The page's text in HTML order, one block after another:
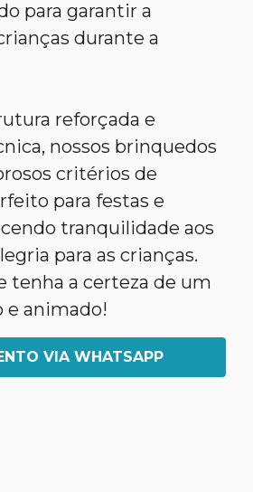
para garantir a
durante a
reforçada e
nossos brinquedos
critérios de
para festas e
tranquilidade aos
para as crianças.
tenha a certeza de um
e animado!
VIA WHATSAPP